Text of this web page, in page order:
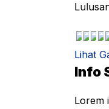
Lihat
Info
Lorem